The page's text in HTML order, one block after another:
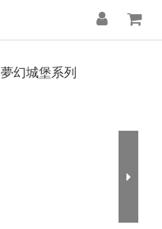
夢幻城堡系列